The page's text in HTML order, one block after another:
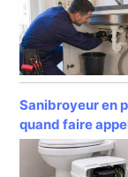
Sanibroyeur en
quand faire